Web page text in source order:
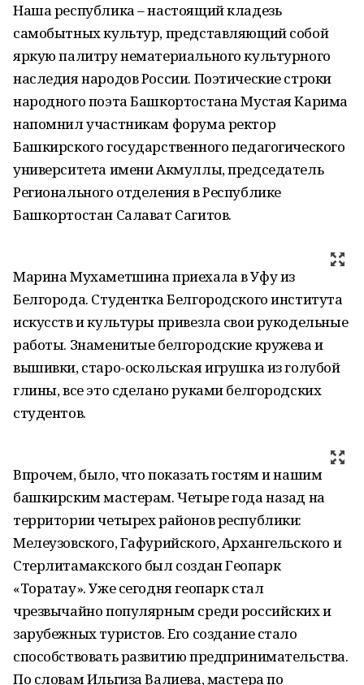
Наша республика – настоящий кладезь
самобытных культур, представляющий собой
яркую палитру нематериального культурного
наследия народов России. Поэтические строки
народного поэта Башкортостана Мустая Карима
напомнил участникам форума ректор
Башкирского государственного педагогического
университета имени Акмуллы, председатель
Регионального отделения в Республике
Башкортостан Салават Сагитов.
Марина Мухаметшина приехала в Уфу из
Белгорода. Студентка Белгородского института
искусств и культуры привезла свои рукодельные
работы. Знаменитые белгородские кружева и
вышивки, старо-оскольская игрушка из голубой
глины, все это сделано руками белгородских
студентов.
Впрочем, было, что показать гостям и нашим
башкирским мастерам. Четыре года назад на
территории четырех районов республики:
Мелеузовского, Гафурийского, Архангельского и
Стерлитамакского был создан Геопарк
«Торатау». Уже сегодня геопарк стал
чрезвычайно популярным среди российских и
зарубежных туристов. Его создание стало
способствовать развитию предпринимательства.
По словам Ильгиза Валиева, мастера по